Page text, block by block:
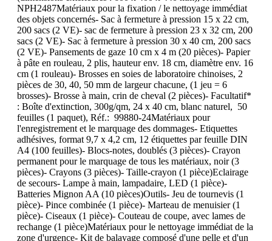
NPH2487Matériaux pour la fixation / le nettoyage immédiat
des objets concernés- Sac à fermeture à pression 15 x 22 cm,
200 sacs (2 VE)- sac de fermeture à pression 23 x 32 cm, 200
sacs (2 VE)- Sac à fermeture à pression 30 x 40 cm, 200 sacs
(2 VE)- Pansements de gaze 10 cm x 4 m (20 pièces)- Papier
à pâte en rouleau, 2 plis, hauteur env. 18 cm, diamètre env. 16
cm (1 rouleau)- Brosses en soies de laboratoire chinoises, 2
pièces de 30, 40, 50 mm de largeur chacune, (1 jeu = 6
brosses)- Brosse à main, crin de cheval (2 pièces)- Facultatif*
: Boîte d'extinction, 300g/qm, 24 x 40 cm, blanc naturel, 50
feuilles (1 paquet), Réf.: 99880-24Matériaux pour
l'enregistrement et le marquage des dommages- Etiquettes
adhésives, format 9,7 x 4,2 cm, 12 étiquettes par feuille DIN
A4 (100 feuilles)- Blocs-notes, doublés (3 pièces)- Crayon
permanent pour le marquage de tous les matériaux, noir (3
pièces)- Crayons (3 pièces)- Taille-crayon (1 pièce)Eclairage
de secours- Lampe à main, lampadaire, LED (1 pièce)-
Batteries Mignon AA (10 pièces)Outils- Jeu de tournevis (1
pièce)- Pince combinée (1 pièce)- Marteau de menuisier (1
pièce)- Ciseaux (1 pièce)- Couteau de coupe, avec lames de
rechange (1 pièce)Matériaux pour le nettoyage immédiat de la
zone d'urgence- Kit de balayage composé d'une pelle et d'un